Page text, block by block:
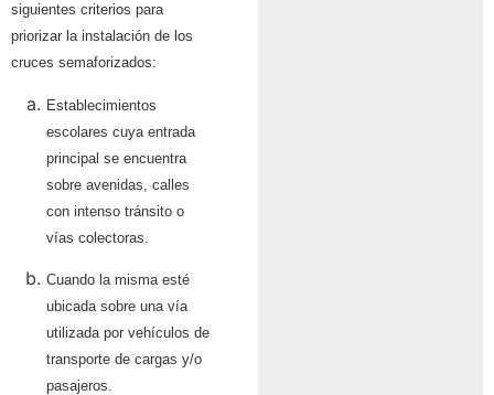
siguientes criterios para
priorizar la instalación de los
cruces semaforizados:
Establecimientos
escolares cuya entrada
principal se encuentra
sobre avenidas, calles
con intenso tránsito o
vías colectoras.
Cuando la misma esté
ubicada sobre una vía
utilizada por vehículos de
transporte de cargas y/o
pasajeros.